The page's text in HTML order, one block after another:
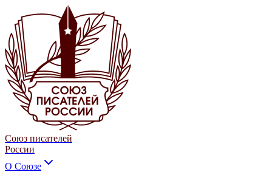
Союз писателей
России
О Союзе